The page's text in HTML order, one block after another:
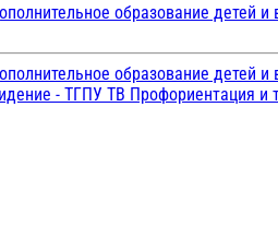
образование детей и
образование детей и
- ТГПУ ТВ Профориентация и